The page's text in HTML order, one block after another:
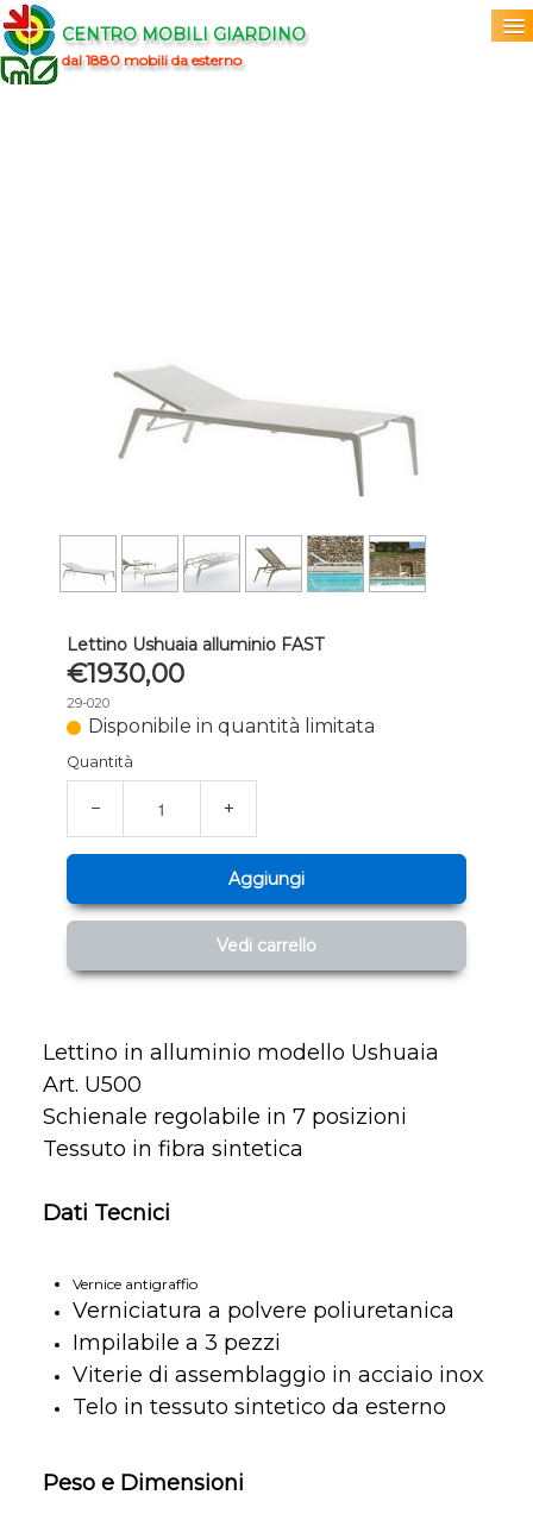
CENTRO MOBILI GIARDINO
dal 1880 mobili da esterno
Lettino Ushuaia alluminio FAST
€1930,00
29-020
Disponibile in quantità limitata
Quantità
− +
Aggiungi
Vedi carrello
Lettino in alluminio modello Ushuaia
Art. U500
Schienale regolabile in 7 posizioni
Tessuto in fibra sintetica
Dati Tecnici
Vernice antigraffio
Verniciatura a polvere poliuretanica
Impilabile a 3 pezzi
Viterie di assemblaggio in acciaio inox
Telo in tessuto sintetico da esterno
Peso e Dimensioni